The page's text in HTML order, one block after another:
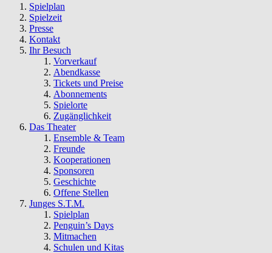
Spielplan
Spielzeit
Presse
Kontakt
Ihr Besuch
Vorverkauf
Abendkasse
Tickets und Preise
Abonnements
Spielorte
Zugänglichkeit
Das Theater
Ensemble & Team
Freunde
Kooperationen
Sponsoren
Geschichte
Offene Stellen
Junges S.T.M.
Spielplan
Penguin’s Days
Mitmachen
Schulen und Kitas